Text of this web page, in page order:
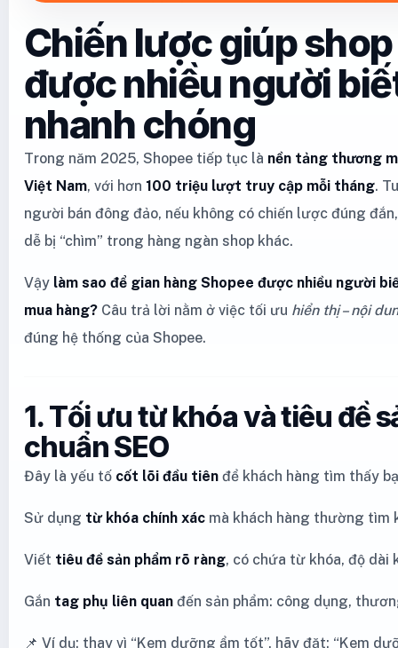
Chiến lược giúp
được nhiều người
nhanh chóng
Trong năm 2025, Shopee tiếp tục là nền tảng thương
Việt Nam, với hơn 100 triệu lượt truy cập mỗi tháng.
người bán đông đảo, nếu không có chiến lược đúng
dễ bị “chìm” trong hàng ngàn shop khác.
Vậy làm sao để gian hàng Shopee được nhiều người
mua hàng? Câu trả lời nằm ở việc tối ưu hiển thị – nội
đúng hệ thống của Shopee.
1. Tối ưu từ khóa và tiêu đề
chuẩn SEO
Đây là yếu tố cốt lõi đầu tiên để khách hàng tìm thấy
Sử dụng từ khóa chính xác mà khách hàng thường tìm
Viết tiêu đề sản phẩm rõ ràng, có chứa từ khóa, độ dài
Gắn tag phụ liên quan đến sản phẩm: công dụng,
📌 Ví dụ: thay vì “Kem dưỡng ẩm tốt”, hãy đặt: “Kem